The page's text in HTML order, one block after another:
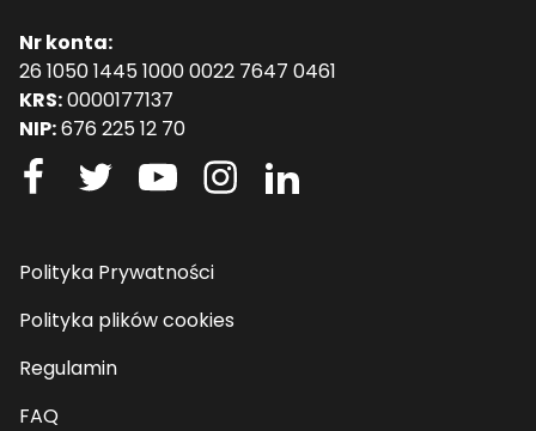
Nr konta:
26 1050 1445 1000 0022 7647 0461
KRS:0000177137
NIP:676 225 12 70
Polityka Prywatności
Polityka plików cookies
Regulamin
FAQ